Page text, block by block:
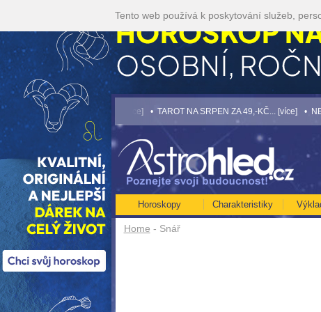
Home - Snář
Horoskopy Charakteristiky
využijte akci 35kč/min! [více] • TAROT NA SRPEN ZA 49,-KČ... [více] •
Tento web používá k poskytování služeb,